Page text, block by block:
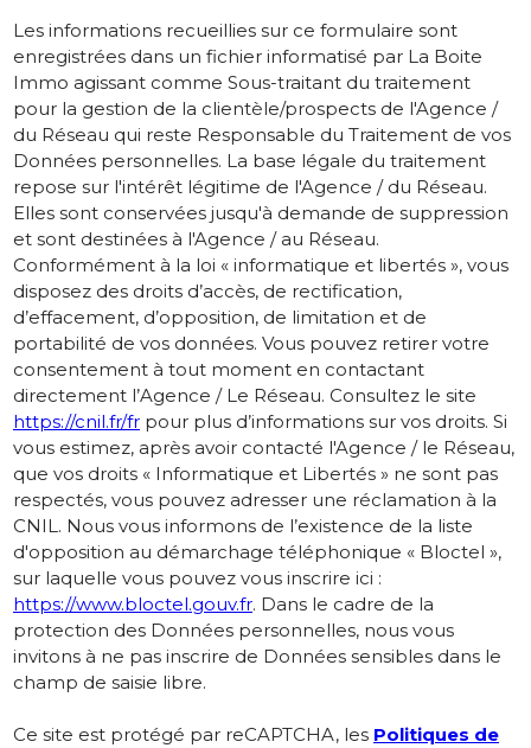
Les informations recueillies sur ce formulaire sont
enregistrées dans un fichier informatisé par La Boite
Immo agissant comme Sous-traitant du traitement
pour la gestion de la clientèle/prospects de l'Agence /
du Réseau qui reste Responsable du Traitement de vos
Données personnelles. La base légale du traitement
repose sur l'intérêt légitime de l'Agence / du Réseau.
Elles sont conservées jusqu'à demande de suppression
et sont destinées à l'Agence / au Réseau.
Conformément à la loi « informatique et libertés », vous
disposez des droits d’accès, de rectification,
d’effacement, d’opposition, de limitation et de
portabilité de vos données. Vous pouvez retirer votre
consentement à tout moment en contactant
directement l’Agence / Le Réseau. Consultez le site
https://cnil.fr/fr pour plus d’informations sur vos droits. Si
vous estimez, après avoir contacté l'Agence / le Réseau,
que vos droits « Informatique et Libertés » ne sont pas
respectés, vous pouvez adresser une réclamation à la
CNIL. Nous vous informons de l’existence de la liste
d'opposition au démarchage téléphonique « Bloctel »,
sur laquelle vous pouvez vous inscrire ici :
https://www.bloctel.gouv.fr. Dans le cadre de la
protection des Données personnelles, nous vous
invitons à ne pas inscrire de Données sensibles dans le
champ de saisie libre.
Ce site est protégé par reCAPTCHA, les Politiques de